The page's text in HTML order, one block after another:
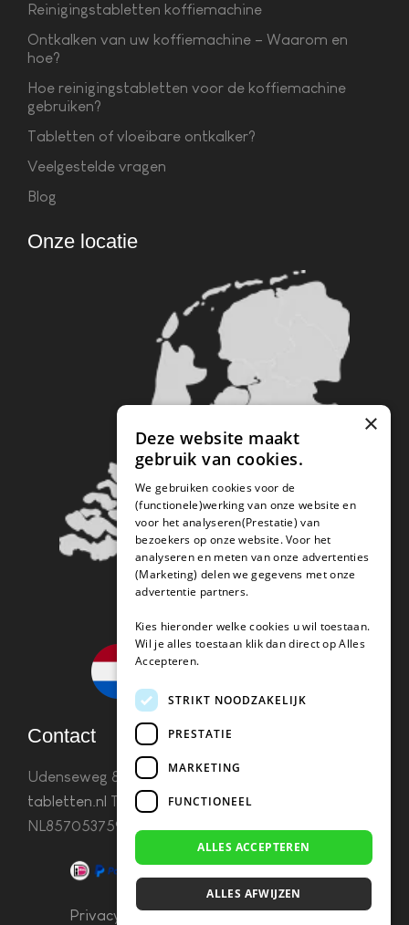
Reinigingstabletten koffiemachine
Ontkalken van uw koffiemachine – Waarom en
hoe?
Hoe reinigingstabletten voor de koffiemachine
gebruiken?
Tabletten of vloeibare ontkalker?
Veelgestelde vragen
Blog
Onze locatie
Contact
Udenseweg 8B 5405 PA Udeninfo(@)koffie-
tabletten.nl Tel. 085 782 5578KvK 67529623 Btw:
NL857053759B01
Privacy & Cookies–Algemene Voorwaarden
×
Deze website maakt
gebruik van cookies.
We gebruiken cookies voor de
(functionele)werking van onze website en
voor het analyseren(Prestatie) van
bezoekers op onze website. Voor het
analyseren en meten van onze advertenties
(Marketing) delen we gegevens met onze
advertentie partners.
Kies hieronder welke cookies u wil toestaan.
Wil je alles toestaan klik dan direct op Alles
Accepteren.
STRIKT NOODZAKELIJK
PRESTATIE
MARKETING
FUNCTIONEEL
ALLES ACCEPTEREN
ALLES AFWIJZEN